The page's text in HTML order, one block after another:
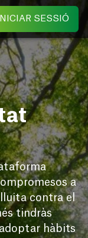
INICIAR SESSIÓ
a
contra el
tindràs
hàbits